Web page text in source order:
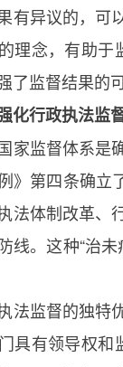
有异议的，可
理念，有助于
了监督结果的
化行政执法监
家监督体系是
》第四条确立
法体制改革、
线。这种“治
法监督的独特
具有领导权